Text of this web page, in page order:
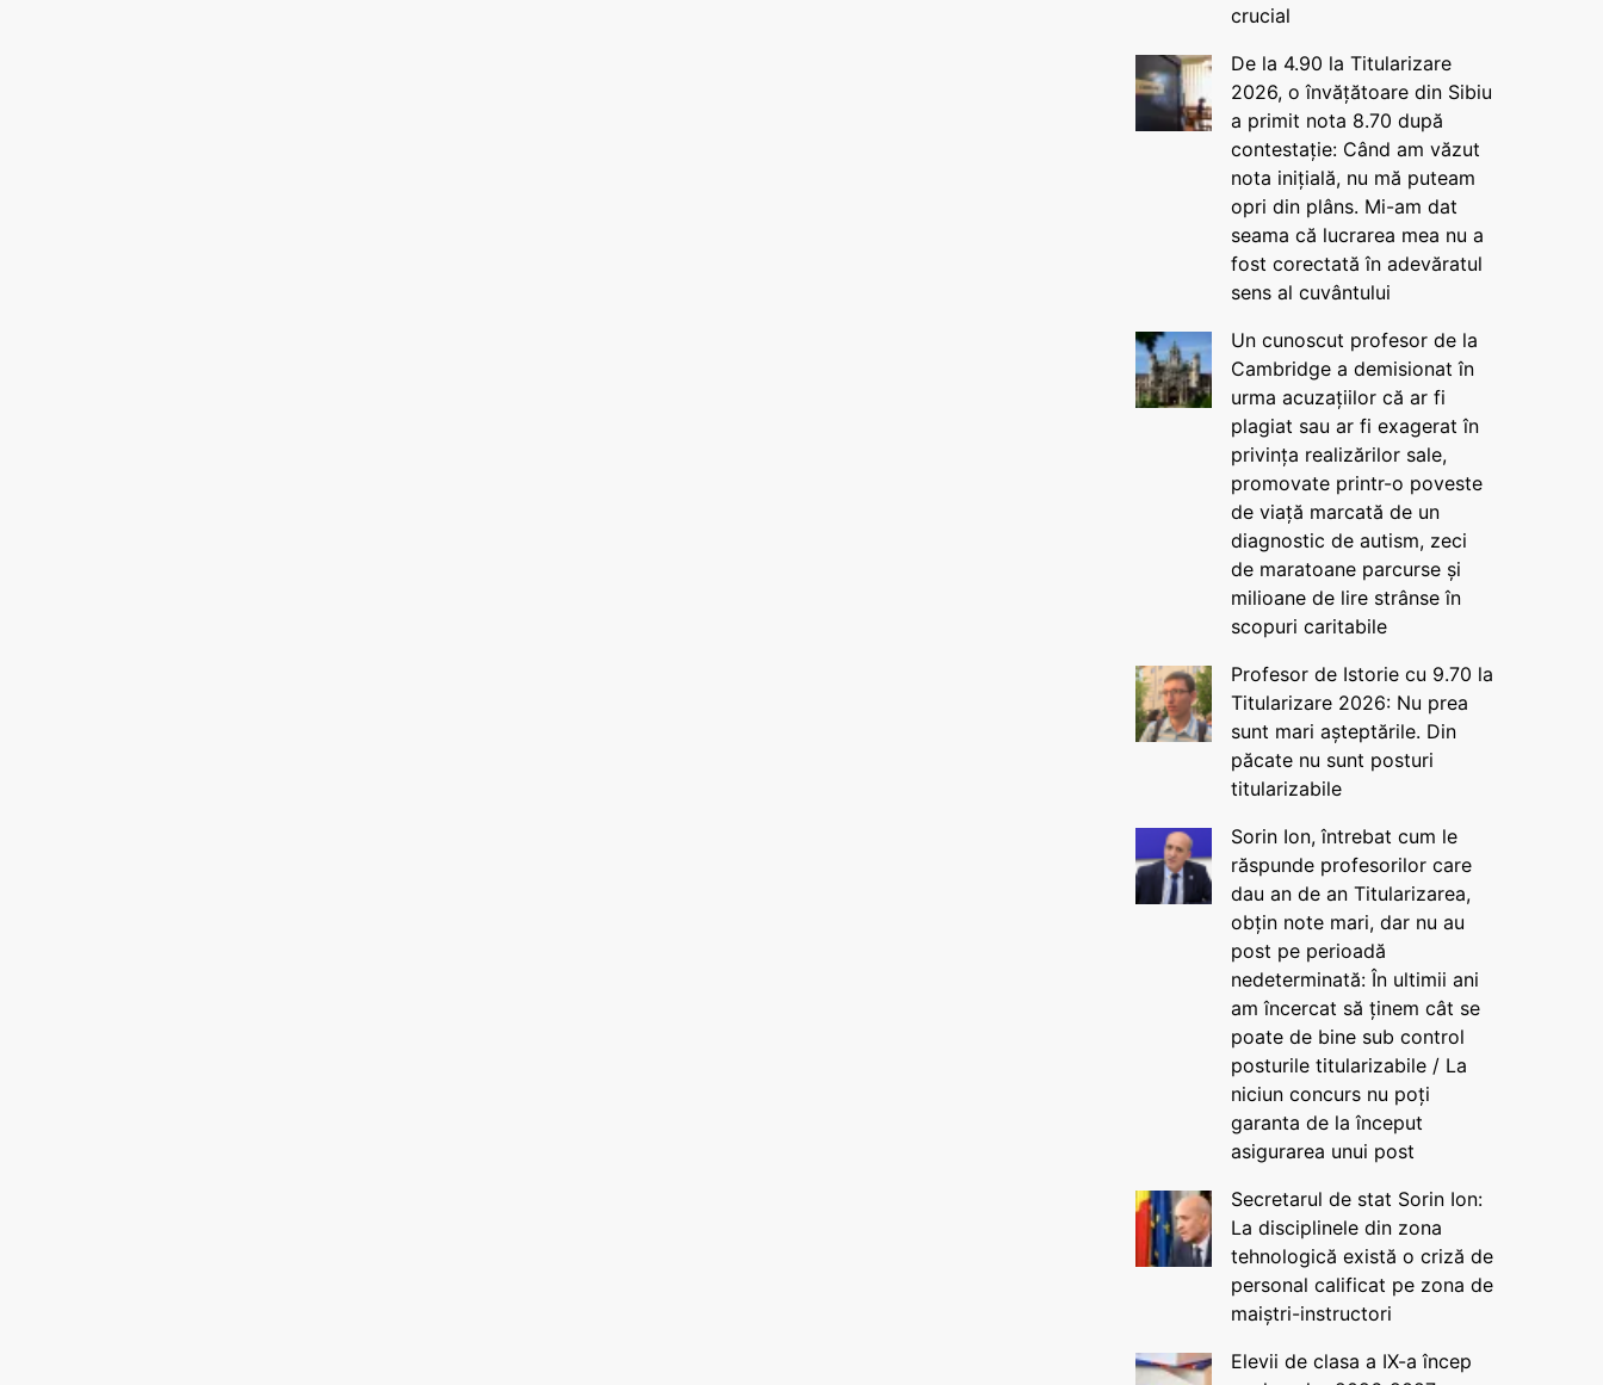
crucial
De la 4.90 la Titularizare
2026, o învățătoare din Sibiu
a primit nota 8.70 după
contestație: Când am văzut
nota inițială, nu mă puteam
opri din plâns. Mi-am dat
seama că lucrarea mea nu a
fost corectată în adevăratul
sens al cuvântului
Un cunoscut profesor de la
Cambridge a demisionat în
urma acuzațiilor că ar fi
plagiat sau ar fi exagerat în
privința realizărilor sale,
promovate printr-o poveste
de viață marcată de un
diagnostic de autism, zeci
de maratoane parcurse și
milioane de lire strânse în
scopuri caritabile
Profesor de Istorie cu 9.70 la
Titularizare 2026: Nu prea
sunt mari așteptările. Din
păcate nu sunt posturi
titularizabile
Sorin Ion, întrebat cum le
răspunde profesorilor care
dau an de an Titularizarea,
obțin note mari, dar nu au
post pe perioadă
nedeterminată: În ultimii ani
am încercat să ținem cât se
poate de bine sub control
posturile titularizabile / La
niciun concurs nu poți
garanta de la început
asigurarea unui post
Secretarul de stat Sorin Ion:
La disciplinele din zona
tehnologică există o criză de
personal calificat pe zona de
maiștri-instructori
Elevii de clasa a IX-a încep